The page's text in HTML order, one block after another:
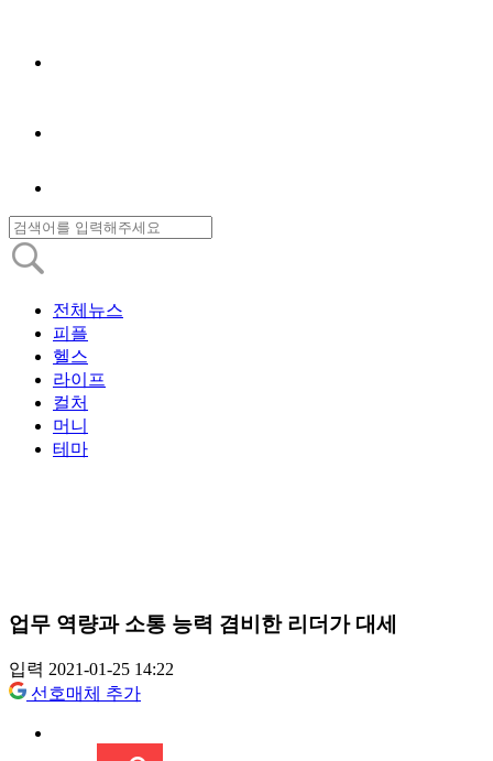
전체뉴스
피플
헬스
라이프
컬처
머니
테마
업무 역량과 소통 능력 겸비한 리더가 대세
입력 2021-01-25 14:22
선호매체 추가